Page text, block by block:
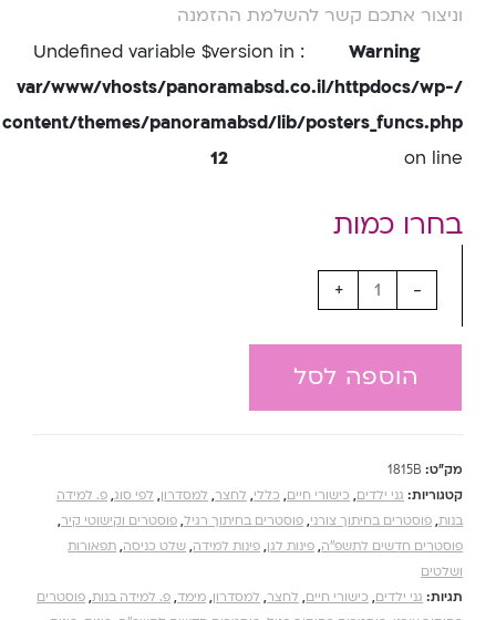
וניצור אתכם קשר להשלמת ההזמנה
Warning
: Undefined variable $version in
/var/www/vhosts/panoramabsd.co.il/httpdocs/wp-
content/themes/panoramabsd/lib/posters_funcs.php
on line
12
-
+
הוספה לסל
מק"ט: 1815B
קטגוריות: גני ילדים, כישורי חיים, כללי, לחצר, למסדרון, לפי סוג, פ. למידה
בנות, פוסטרים בחיתוך צורני, פוסטרים בחיתוך רגיל, פוסטרים וקישוטי קיר,
פוסטרים חדשים לתשפ''ה, פינות לגן, פינות למידה, שלט כניסה, תפאורות
ושלטים
תגיות: גני ילדים, כישורי חיים, לחצר, למסדרון, מימד, פ. למידה בנות, פוסטרים